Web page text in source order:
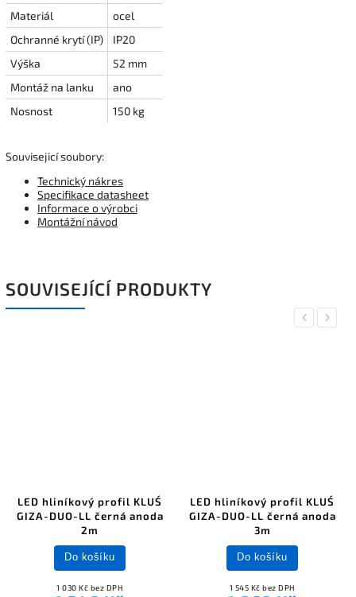
Materiál
ocel
Ochranné krytí (IP)
IP20
Výška
52 mm
Montáž na lanku
ano
Nosnost
150 kg
Souvisejicí soubory:
Technický nákres
Specifikace datasheet
Informace o výrobci
Montážní návod
SOUVISEJÍCÍ PRODUKTY
Previous
LED hliníkový profil KLUŚ
GIZA-DUO-LL černá anoda
2m
1 030 Kč bez DPH
Do košíku
LED hliníkový profil KLUŚ
GIZA-DUO-LL černá anoda
3m
1 545 Kč bez DPH
Do košíku
Next